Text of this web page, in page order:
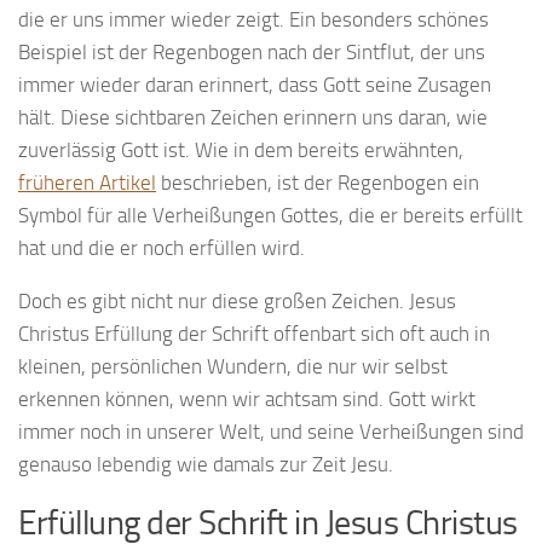
die er uns immer wieder zeigt. Ein besonders schönes
Beispiel ist der Regenbogen nach der Sintflut, der uns
immer wieder daran erinnert, dass Gott seine Zusagen
hält. Diese sichtbaren Zeichen erinnern uns daran, wie
zuverlässig Gott ist. Wie in dem bereits erwähnten,
früheren Artikel beschrieben, ist der Regenbogen ein
Symbol für alle Verheißungen Gottes, die er bereits erfüllt
hat und die er noch erfüllen wird.
Doch es gibt nicht nur diese großen Zeichen. Jesus
Christus Erfüllung der Schrift offenbart sich oft auch in
kleinen, persönlichen Wundern, die nur wir selbst
erkennen können, wenn wir achtsam sind. Gott wirkt
immer noch in unserer Welt, und seine Verheißungen sind
genauso lebendig wie damals zur Zeit Jesu.
Erfüllung der Schrift in Jesus Christus